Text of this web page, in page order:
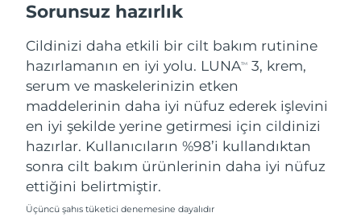
Sorunsuz hazırlık
Cildinizi daha etkili bir cilt bakım rutinine
hazırlamanın en iyi yolu. LUNATM
3, krem,
serum ve maskelerinizin etken
maddelerinin daha iyi nüfuz ederek işlevini
en iyi şekilde yerine getirmesi için cildinizi
hazırlar. Kullanıcıların %98’i kullandıktan
sonra cilt bakım ürünlerinin daha iyi nüfuz
ettiğini belirtmiştir.
Üçüncü şahıs tüketici denemesine dayalıdır